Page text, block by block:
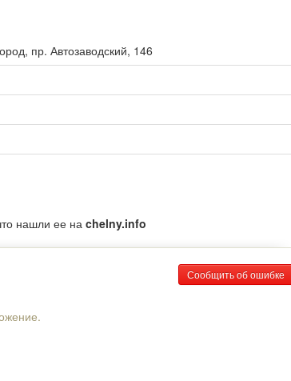
пр. Автозаводский, 146
нашли ее на chelny.info
Сообщить об ошибке